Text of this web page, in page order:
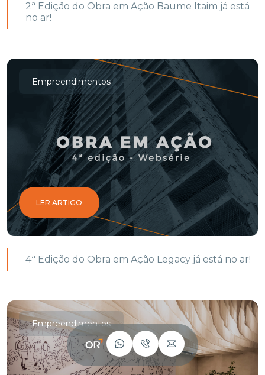
2ª Edição do Obra em Ação Baume Itaim já está
no ar!
Empreendimentos
LER ARTIGO
4ª Edição do Obra em Ação Legacy já está no ar!
Empreendimentos